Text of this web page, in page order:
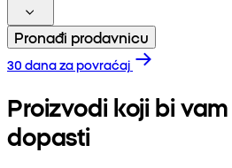
Pronađi prodavnicu
30 dana za povraćaj
Proizvodi koji bi
dopasti